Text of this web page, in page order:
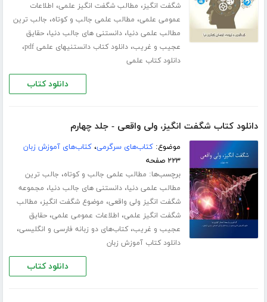
شگفت انگیز، مطالب شگفت انگیز علمی، اطلاعات
عمومی علمی، مطالب علمی جالب و کوتاه، جالب ترین
مطالب علمی دنیا،دانستنی های جالب دنیا،حقایق
عجیب و غریب،دانلود کتاب دانستنیهای علمی pdf ،
دانلود کتاب علمی
دانلود کتاب
دانلود کتاب شگفت انگیز، ولی واقعی - جلد چهارم
موضوع:کتاب‌های سرگرمی،کتاب‌های آموزش زبان
۲۲۳ صفحه
برچسب‌ها: مطالب علمی جالب و کوتاه، جالب ترین
مطالب علمی دنیا،دانستنی های جالب دنیا، مجموعه
شگفت انگیز ولی واقعی، موضوع شگفت انگیز، مطالب
شگفت انگیز علمی، اطلاعات عمومی علمی،حقایق
عجیب و غریب،کتاب‌های دو زبانه فارسی و انگلیسی،
دانلود کتاب آموزش زبان
دانلود کتاب